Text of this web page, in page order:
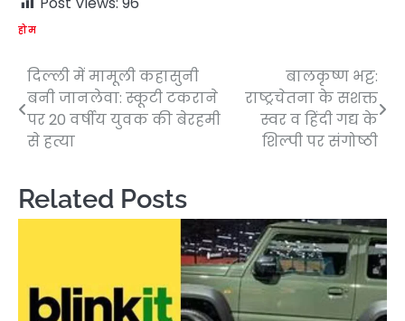
होम
Post
navigation
दिल्ली में मामूली कहासुनी
बनी जानलेवा: स्कूटी टकराने
पर 20 वर्षीय युवक की बेरहमी
से हत्या
बालकृष्ण भट्ट:
राष्ट्रचेतना के सशक्त
स्वर व हिंदी गद्य के
शिल्पी पर संगोष्ठी
Related Posts